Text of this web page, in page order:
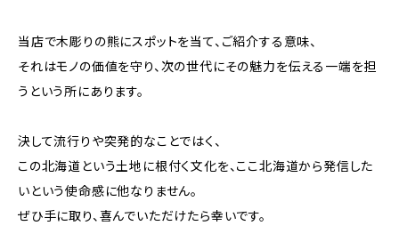
当店で木彫りの熊にスポットを当て、ご紹介する意味、
それはモノの価値を守り、次の世代にその魅力を伝える一端を担
うという所にあります。
決して流行りや突発的なことではく、
この北海道という土地に根付く文化を、ここ北海道から発信した
いという使命感に他なりません。
ぜひ手に取り、喜んでいただけたら幸いです。